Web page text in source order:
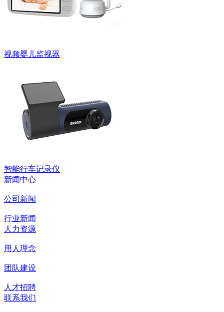
视频婴儿监视器
智能行车记录仪
新闻中心
公司新闻
行业新闻
人力资源
用人理念
团队建设
人才招聘
联系我们